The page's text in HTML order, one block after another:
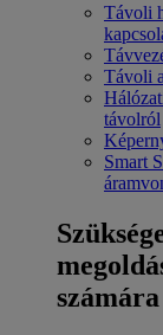
Távoli
Távoli
távolról
Smart
számára